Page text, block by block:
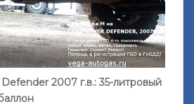
2007 г.в.: 35-литровый